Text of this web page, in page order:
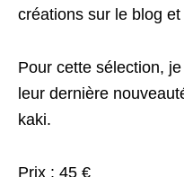
créations sur le blog et
Pour cette sélection,
leur dernière
kaki.
Prix : 45 €